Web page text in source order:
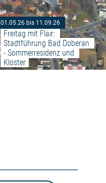
©
01.05.26 bis 11.09.26
Freitag mit Flair:
Stadtführung Bad Doberan
- Sommerresidenz und
Kloster